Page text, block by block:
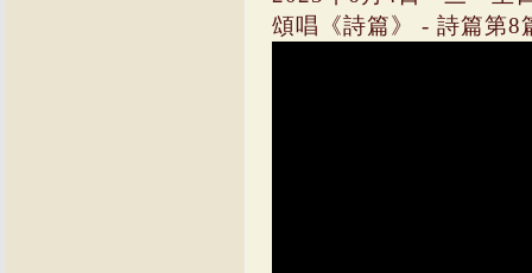
頌唱《詩篇》 - 詩篇第8